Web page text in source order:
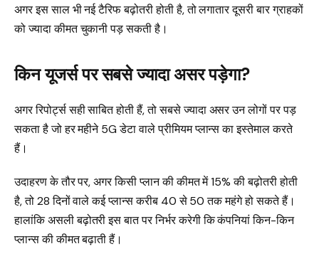
अगर इस साल भी नई टैरिफ बढ़ोतरी होती है, तो लगातार दूसरी बार ग्राहकों
को ज्यादा कीमत चुकानी पड़ सकती है।
किन यूजर्स पर सबसे ज्यादा असर पड़ेगा?
अगर रिपोर्ट्स सही साबित होती हैं, तो सबसे ज्यादा असर उन लोगों पर पड़
सकता है जो हर महीने 5G डेटा वाले प्रीमियम प्लान्स का इस्तेमाल करते
हैं।
उदाहरण के तौर पर, अगर किसी प्लान की कीमत में 15% की बढ़ोतरी होती
है, तो 28 दिनों वाले कई प्लान्स करीब ₹40 से ₹50 तक महंगे हो सकते हैं।
हालांकि असली बढ़ोतरी इस बात पर निर्भर करेगी कि कंपनियां किन-किन
प्लान्स की कीमत बढ़ाती हैं।